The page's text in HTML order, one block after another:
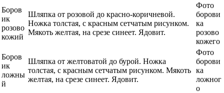
Боров
ик
розово
кожий
Шляпка от розовой до красно-коричневой.
Ножка толстая, с красным сетчатым рисунком.
Мякоть желтая, на срезе синеет. Ядовит.
Фото
борови
ка
розово
кожего
Боров
ик
ложны
й
Шляпка от желтоватой до бурой. Ножка
толстая, с красным сетчатым рисунком. Мякоть
желтая, на срезе синеет. Ядовит.
Фото
борови
ка
ложног
о